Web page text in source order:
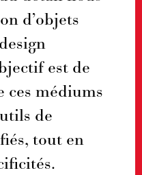
d’objets
est de
ces médiums
de
tout en